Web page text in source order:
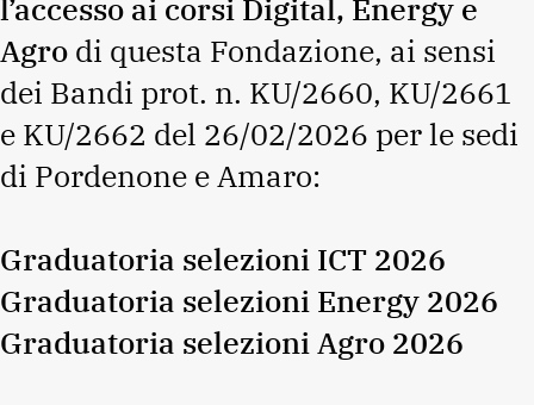
l’accesso ai corsi Digital, Energy e
Agro di questa Fondazione, ai sensi
dei Bandi prot. n. KU/2660, KU/2661
e KU/2662 del 26/02/2026 per le sedi
di Pordenone e Amaro:
Graduatoria selezioni ICT 2026
Graduatoria selezioni Energy 2026
Graduatoria selezioni Agro 2026